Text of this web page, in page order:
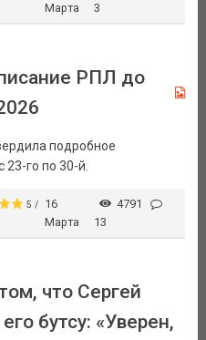
Марта
3
РПЛ до
подробное
го по 30-й.
5 /
16
Марта
4791
13
что Сергей
бутсу: «Уверен,